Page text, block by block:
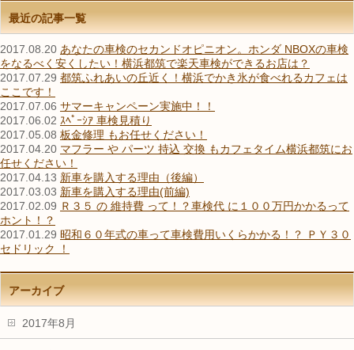
最近の記事一覧
2017.08.20 あなたの車検のセカンドオピニオン。ホンダ NBOXの車検
をなるべく安くしたい！横浜都筑で楽天車検ができるお店は？
2017.07.29 都筑ふれあいの丘近く！横浜でかき氷が食べれるカフェは
ここです！
2017.07.06 サマーキャンペーン実施中！！
2017.06.02 ｽﾍﾟｰｼｱ 車検見積り
2017.05.08 板金修理 もお任せください！
2017.04.20 マフラー や パーツ 持込 交換 もカフェタイム横浜都筑にお
任せください！
2017.04.13 新車を購入する理由（後編）
2017.03.03 新車を購入する理由(前編)
2017.02.09 Ｒ３５ の 維持費 って！？車検代 に１００万円かかるって
ホント！？
2017.01.29 昭和６０年式の車って車検費用いくらかかる！？ ＰＹ３０
セドリック ！
アーカイブ
2017年8月